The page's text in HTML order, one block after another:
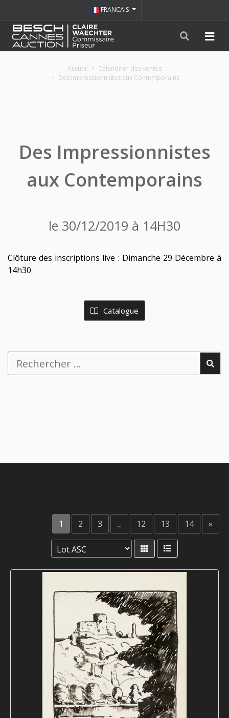
FRANCAIS
Accueil
Calendrier des ventes
Des Impressionnistes aux Contemporains
Des Impressionnistes
aux Contemporains
le 30/12/2019 à 14H30
Clôture des inscriptions live : Dimanche 29 Décembre à
14h30
Catalogue
1 2 3 ... 12 13 14 »